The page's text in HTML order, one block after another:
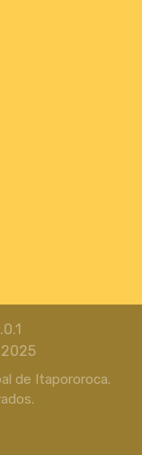
de Itapororoca.